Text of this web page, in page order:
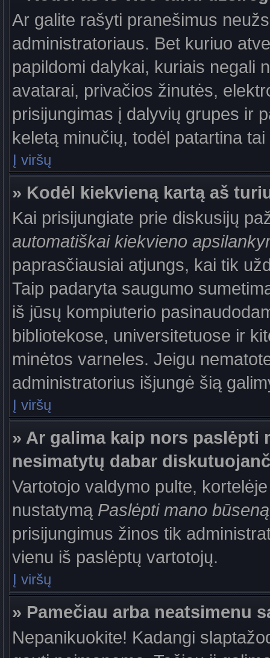
Ar galite rašyti pranešimus
administratoriaus. Bet kuriuo
papildomi dalykai, kuriais negali
avatarai, privačios žinutės,
prisijungimas į dalyvių grupes ir
keletą minučių, todėl patartina
Į viršų
» Kodėl kiekvieną kartą aš
Kai prisijungiate prie diskusijų
automatiškai kiekvieno
paprasčiausiai atjungs, kai tik
Taip padaryta saugumo
iš jūsų kompiuterio
bibliotekose, universitetuose ir
minėtos varneles. Jeigu
administratorius išjungė šią
Į viršų
» Ar galima kaip nors paslėpti
nesimatytų dabar
Vartotojo valdymo pulte,
nustatymą Paslėpti mano būseną
prisijungimus žinos tik
vienu iš paslėptų vartotojų.
Į viršų
» Pamečiau arba neatsimenu
Nepanikuokite! Kadangi